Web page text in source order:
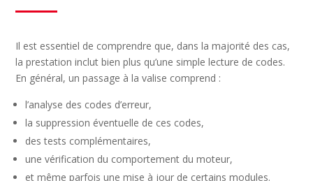
Il est essentiel de comprendre que, dans la majorité des cas,
la prestation inclut bien plus qu’une simple lecture de codes.
En général, un passage à la valise comprend :
l’analyse des codes d’erreur,
la suppression éventuelle de ces codes,
des tests complémentaires,
une vérification du comportement du moteur,
et même parfois une mise à jour de certains modules.